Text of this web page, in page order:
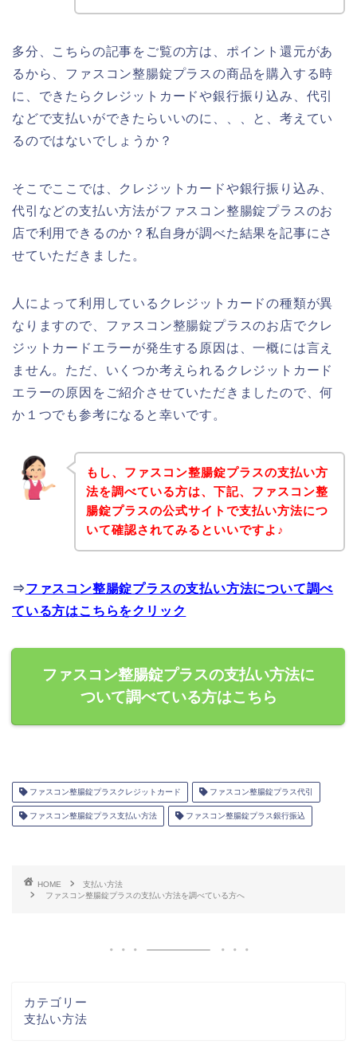
多分、こちらの記事をご覧の方は、ポイント還元があ
るから、ファスコン整腸錠プラスの商品を購入する時
に、できたらクレジットカードや銀行振り込み、代引
などで支払いができたらいいのに、、、と、考えてい
るのではないでしょうか？
そこでここでは、クレジットカードや銀行振り込み、
代引などの支払い方法がファスコン整腸錠プラスのお
店で利用できるのか？私自身が調べた結果を記事にさ
せていただきました。
人によって利用しているクレジットカードの種類が異
なりますので、ファスコン整腸錠プラスのお店でクレ
ジットカードエラーが発生する原因は、一概には言え
ません。ただ、いくつか考えられるクレジットカード
エラーの原因をご紹介させていただきましたので、何
か１つでも参考になると幸いです。
もし、ファスコン整腸錠プラスの支払い方
法を調べている方は、下記、ファスコン整
腸錠プラスの公式サイトで支払い方法につ
いて確認されてみるといいですよ♪
⇒ファスコン整腸錠プラスの支払い方法について調べ
ている方はこちらをクリック
ファスコン整腸錠プラスの支払い方法に
ついて調べている方はこちら
ファスコン整腸錠プラスクレジットカード ファスコン整腸錠プラス代引
ファスコン整腸錠プラス支払い方法 ファスコン整腸錠プラス銀行振込
HOME
支払い方法
ファスコン整腸錠プラスの支払い方法を調べている方へ
カテゴリー
支払い方法